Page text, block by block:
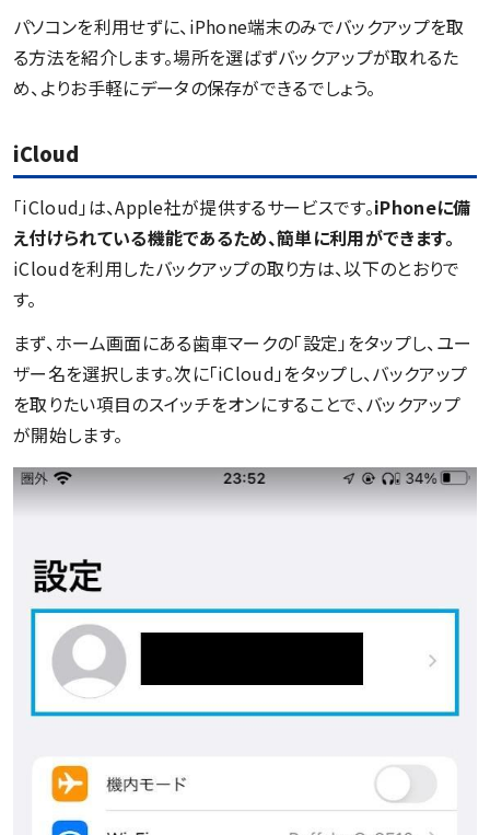
パソコンを利用せずに、iPhone端末のみでバックアップを取
る方法を紹介します。場所を選ばずバックアップが取れるた
め、よりお手軽にデータの保存ができるでしょう。
iCloud
「iCloud」は、Apple社が提供するサービスです。iPhoneに備
え付けられている機能であるため、簡単に利用ができます。
iCloudを利用したバックアップの取り方は、以下のとおりで
す。
まず、ホーム画面にある歯車マークの「設定」をタップし、ユー
ザー名を選択します。次に「iCloud」をタップし、バックアップ
を取りたい項目のスイッチをオンにすることで、バックアップ
が開始します。